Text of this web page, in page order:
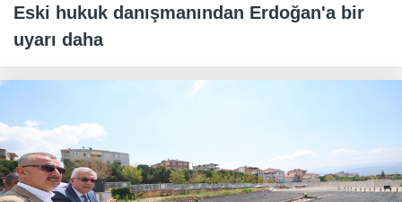
Eski hukuk danışmanından Erdoğan'a bir
uyarı daha